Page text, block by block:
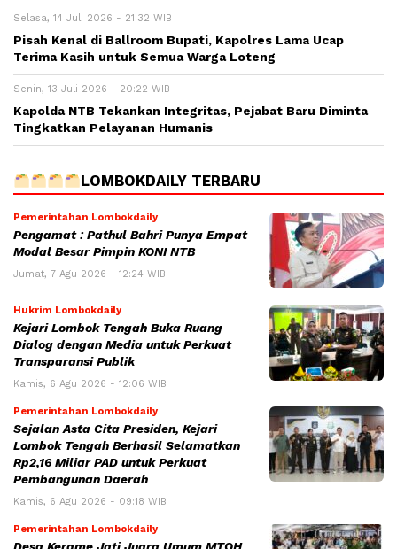
Selasa, 14 Juli 2026 - 21:32 WIB
Pisah Kenal di Ballroom Bupati, Kapolres Lama Ucap
Terima Kasih untuk Semua Warga Loteng
Senin, 13 Juli 2026 - 20:22 WIB
Kapolda NTB Tekankan Integritas, Pejabat Baru Diminta
Tingkatkan Pelayanan Humanis
LOMBOKDAILY TERBARU
Pemerintahan Lombokdaily
Pengamat : Pathul Bahri Punya Empat
Modal Besar Pimpin KONI NTB
Jumat, 7 Agu 2026 - 12:24 WIB
Hukrim Lombokdaily
Kejari Lombok Tengah Buka Ruang
Dialog dengan Media untuk Perkuat
Transparansi Publik
Kamis, 6 Agu 2026 - 12:06 WIB
Pemerintahan Lombokdaily
Sejalan Asta Cita Presiden, Kejari
Lombok Tengah Berhasil Selamatkan
Rp2,16 Miliar PAD untuk Perkuat
Pembangunan Daerah
Kamis, 6 Agu 2026 - 09:18 WIB
Pemerintahan Lombokdaily